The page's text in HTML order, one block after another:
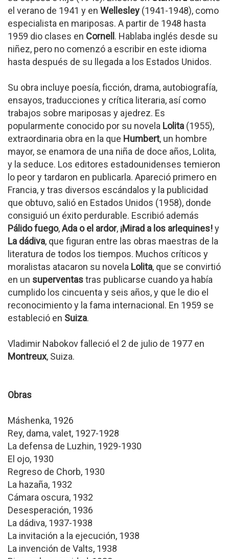
el verano de 1941 y en Wellesley (1941-1948), como
especialista en mariposas. A partir de 1948 hasta
1959 dio clases en Cornell . Hablaba inglés desde su
niñez, pero no comenzó a escribir en este idioma
hasta después de su llegada a los Estados Unidos.
Su obra incluye poesía, ficción, drama, autobiografía,
ensayos, traducciones y crítica literaria, así como
trabajos sobre mariposas y ajedrez. Es
popularmente conocido por su novela Lolita (1955),
extraordinaria obra en la que Humbert, un hombre
mayor, se enamora de una niña de doce años, Lolita,
y la seduce. Los editores estadounidenses temieron
lo peor y tardaron en publicarla. Apareció primero en
Francia, y tras diversos escándalos y la publicidad
que obtuvo, salió en Estados Unidos (1958), donde
consiguió un éxito perdurable. Escribió además
Pálido fuego,Ada o el ardor, ¡Mirad a los arlequines!y
La dádiva, que figuran entre las obras maestras de la
literatura de todos los tiempos. Muchos críticos y
moralistas atacaron su novela Lolita, que se convirtió
en un superventastras publicarse cuando ya había
cumplido los cincuenta y seis años, y que le dio el
reconocimiento y la fama internacional. En 1959 se
estableció en Suiza.
Vladimir Nabokov falleció el 2 de julio de 1977 en
Montreux, Suiza.
Obras
Máshenka, 1926
Rey, dama, valet, 1927-1928
La defensa de Luzhin, 1929-1930
El ojo, 1930
Regreso de Chorb, 1930
La hazaña, 1932
Cámara oscura, 1932
Desesperación, 1936
La dádiva, 1937-1938
La invitación a la ejecución, 1938
La invención de Valts, 1938